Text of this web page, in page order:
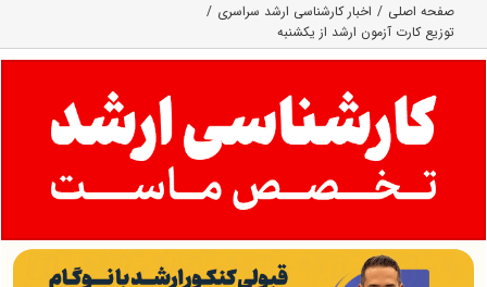
صفحه اصلی
اخبار کارشناسی ارشد سراسری
توزیع کارت آزمون ارشد از یکشنبه